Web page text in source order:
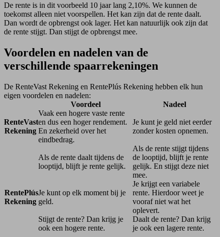
De rente is in dit voorbeeld 10 jaar lang 2,10%. We kunnen de
toekomst alleen niet voorspellen. Het kan zijn dat de rente daalt.
Dan wordt de opbrengst ook lager. Het kan natuurlijk ook zijn dat
de rente stijgt. Dan stijgt de opbrengst mee.
Voordelen en nadelen van de
verschillende spaarrekeningen
De RenteVast Rekening en RentePlús Rekening hebben elk hun
eigen voordelen en nadelen:
Voordeel
Nadeel
RenteVast
Rekening
Vaak een hogere vaste rente
en dus een hoger rendement.
En zekerheid over het
eindbedrag.
Je kunt je geld niet eerder
zonder kosten opnemen.
Als de rente daalt tijdens de
looptijd, blijft je rente gelijk.
Als de rente stijgt tijdens
de looptijd, blijft je rente
gelijk. En stijgt deze niet
mee.
RentePlús
Rekening
Je kunt op elk moment bij je
geld.
Je krijgt een variabele
rente. Hierdoor weet je
vooraf niet wat het
oplevert.
Stijgt de rente? Dan krijg je
ook een hogere rente.
Daalt de rente? Dan krijg
je ook een lagere rente.